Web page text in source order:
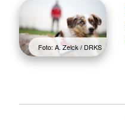
Foto: A. Zelck / DRKS